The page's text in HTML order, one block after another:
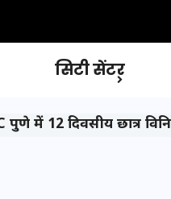
सिटी सेंटर
में 12 दिवसीय छात्र